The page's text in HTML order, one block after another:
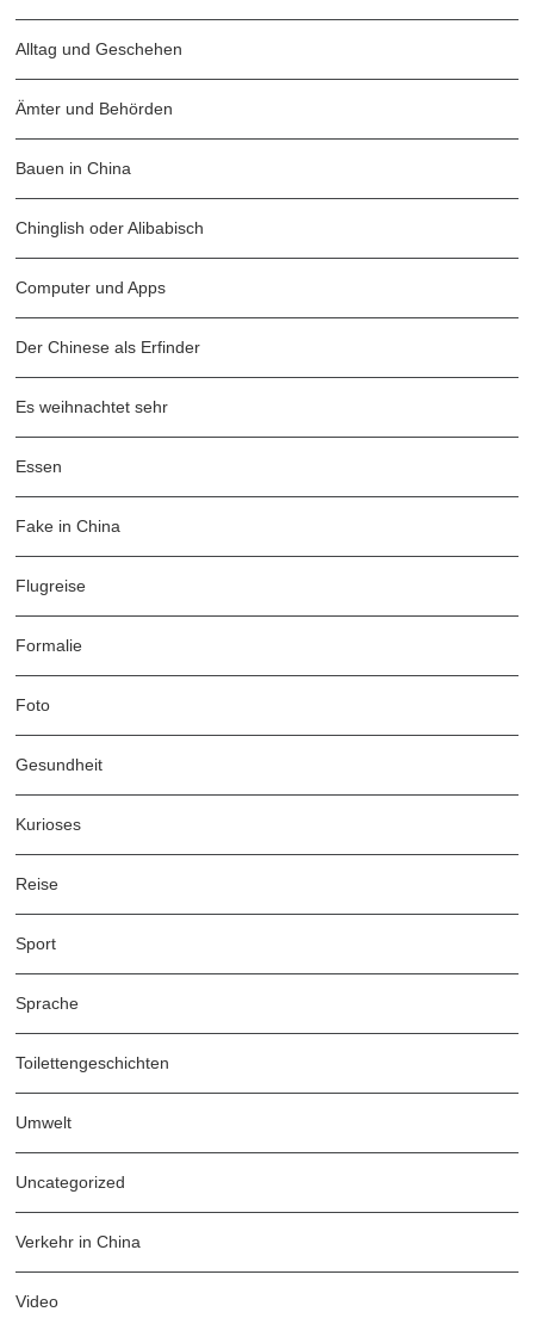
Alltag und Geschehen
Ämter und Behörden
Bauen in China
Chinglish oder Alibabisch
Computer und Apps
Der Chinese als Erfinder
Es weihnachtet sehr
Essen
Fake in China
Flugreise
Formalie
Foto
Gesundheit
Kurioses
Reise
Sport
Sprache
Toilettengeschichten
Umwelt
Uncategorized
Verkehr in China
Video